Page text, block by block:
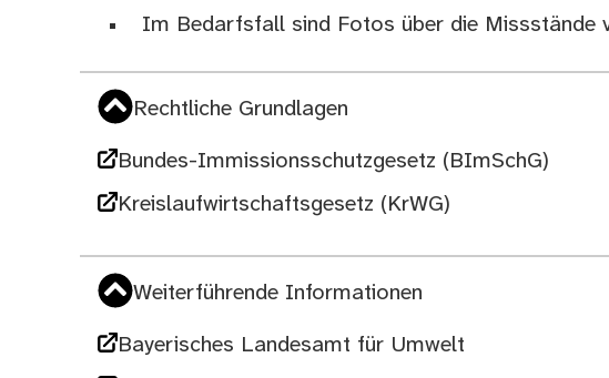
Im Bedarfsfall sind Fotos über die Missstände
Rechtliche Grundlagen
Bundes-Immissionsschutzgesetz (BImSchG)
Kreislaufwirtschaftsgesetz (KrWG)
Weiterführende Informationen
Bayerisches Landesamt für Umwelt